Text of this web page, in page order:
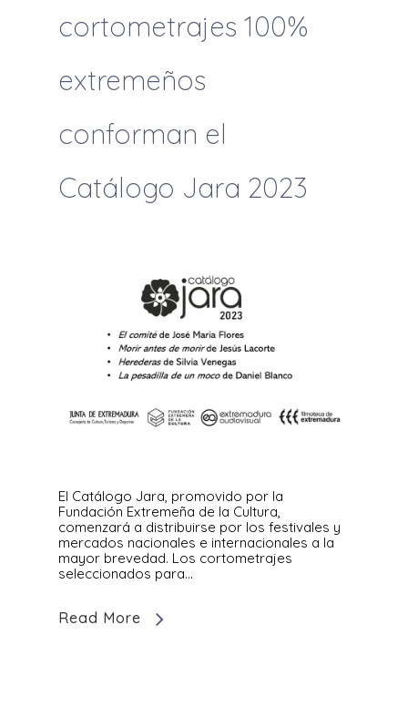
cortometrajes 100%
extremeños
conforman el
Catálogo Jara 2023
El Catálogo Jara, promovido por la
Fundación Extremeña de la Cultura,
comenzará a distribuirse por los festivales y
mercados nacionales e internacionales a la
mayor brevedad. Los cortometrajes
seleccionados para…
Read More